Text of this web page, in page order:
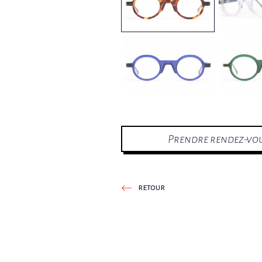
Prendre rendez-
retour